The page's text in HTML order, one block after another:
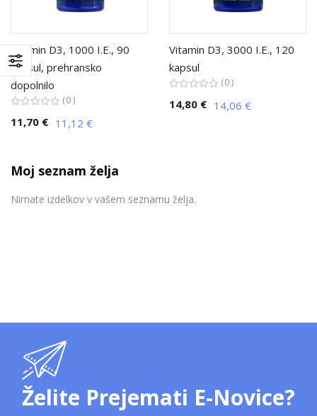
Vitamin D3, 1000 I.E., 90
kapsul, prehransko
dopolnilo
0
11,70 € 11,12 €
Vitamin D3, 3000 I.E., 120
kapsul
0
14,80 € 14,06 €
Moj seznam želja
Nimate izdelkov v vašem seznamu želja.
Želite Prejemati E-Novice?